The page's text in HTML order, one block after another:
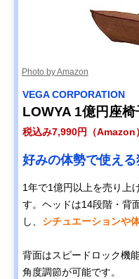
Photo by Amazon
‎VEGA CORPORATION
LOWYA 1億円座
税込み7,990円（Amazon
好みの体勢で使え
1年で1億円以上を売り上
す。ヘッドは14段階・背
し、 シチュエーションや
背面はスピードロック機
角度調節が可能です。